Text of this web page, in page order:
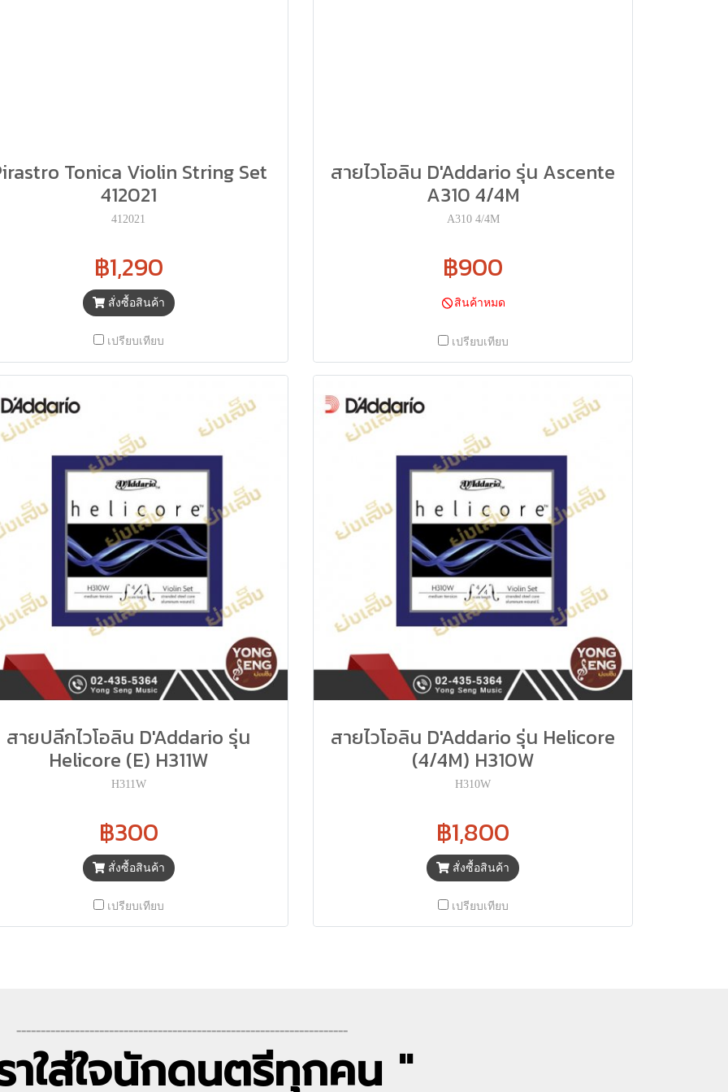
Tonica Violin String Set
412021
412021
฿1,290
สั่งซื้อสินค้า
เปรียบเทียบ
สายไวโอลิน D'Addario รุ่น Ascente
A310 4/4M
A310 4/4M
฿900
สินค้าหมด
เปรียบเทียบ
สายปลีกไวโอลิน D'Addario รุ่น
Helicore (E) H311W
H311W
฿300
สั่งซื้อสินค้า
เปรียบเทียบ
สายไวโอลิน D'Addario รุ่น Helicore
(4/4M) H310W
H310W
฿1,800
สั่งซื้อสินค้า
เปรียบเทียบ
--------------------------------------------------------------------
าใส่ใจนักดนตรีทุกคน "